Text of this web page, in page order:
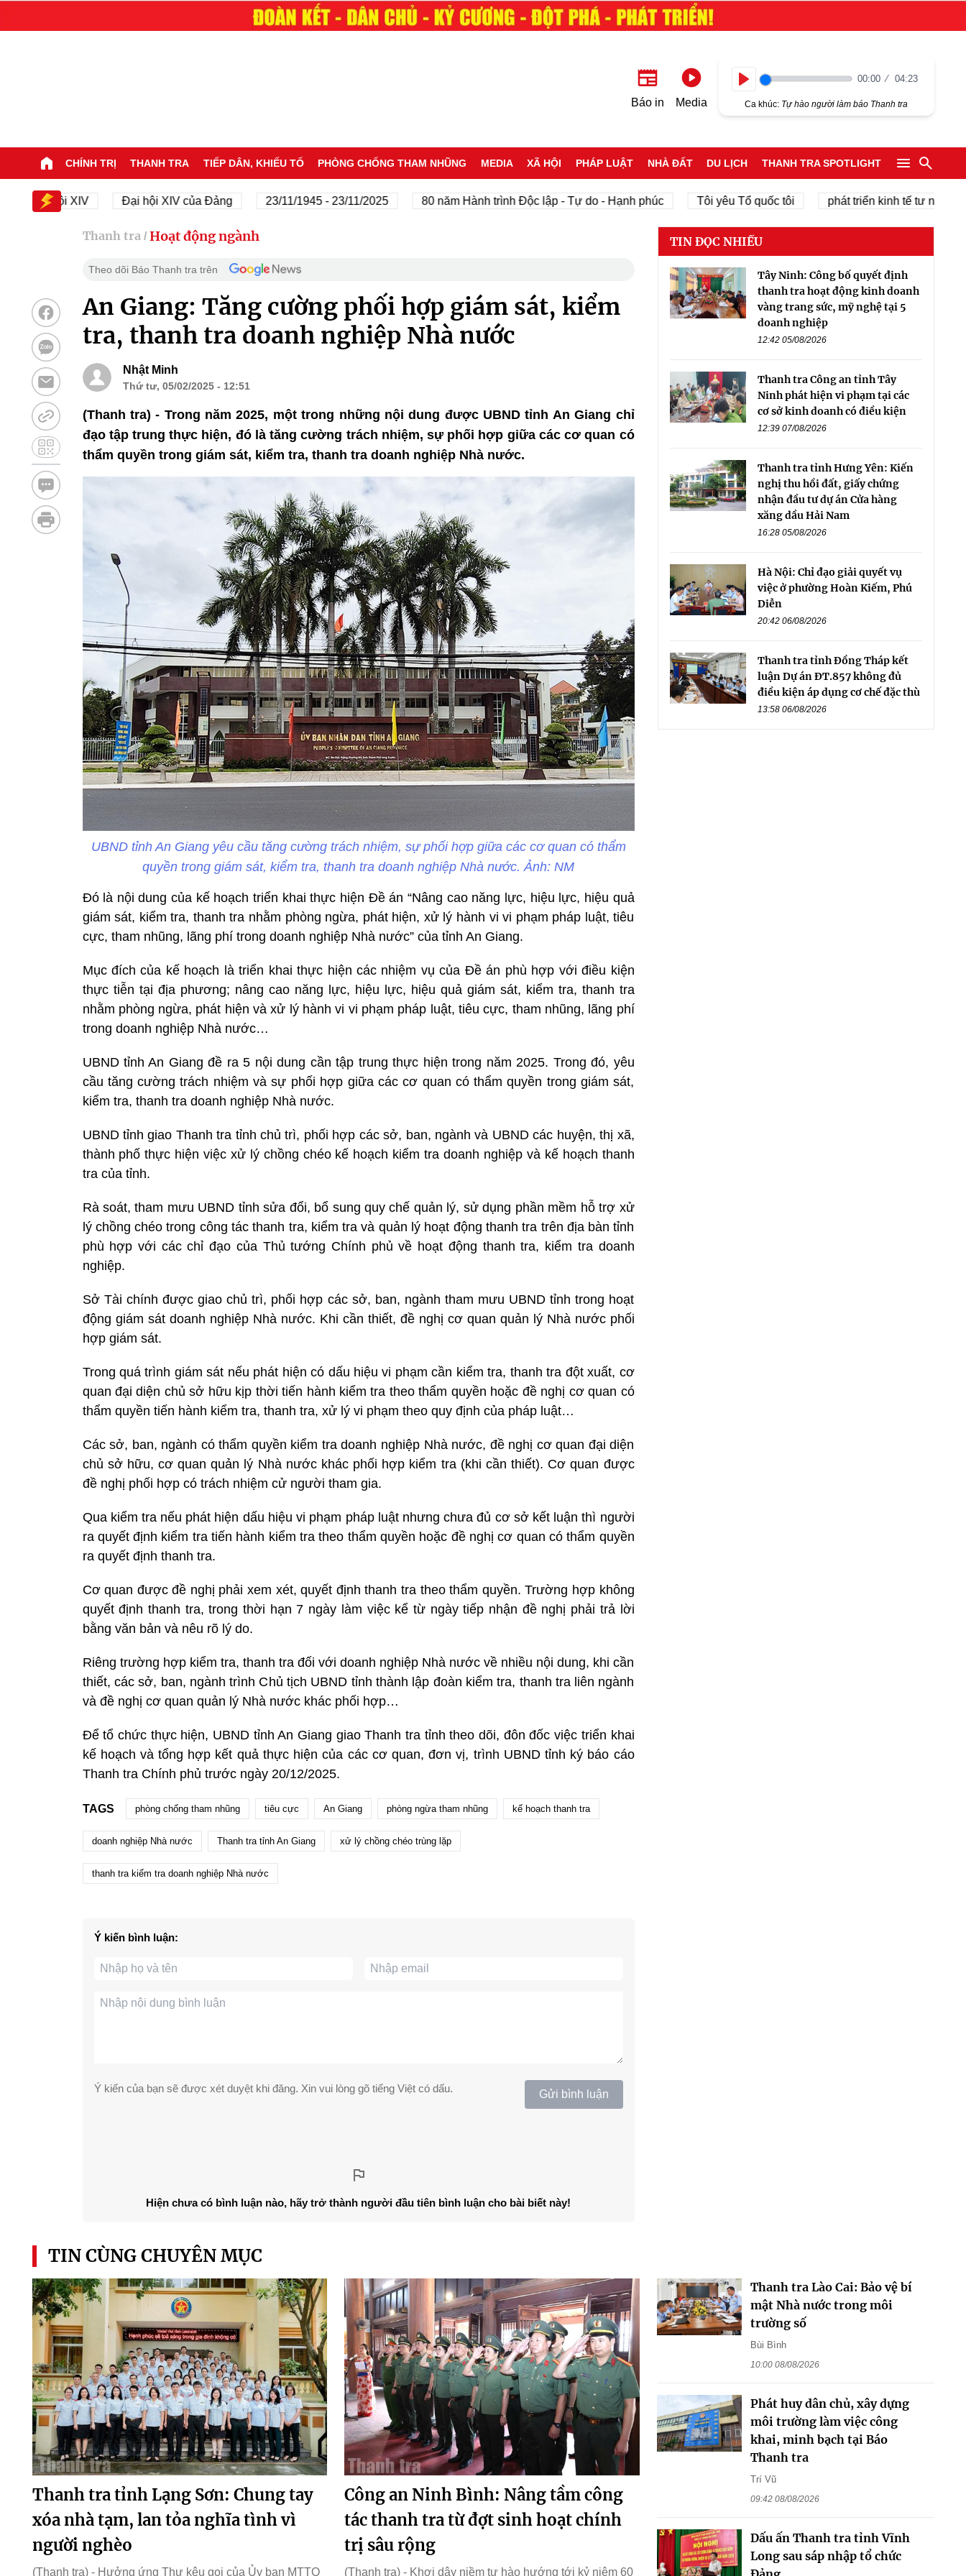
Báo in Media
00:00 04:23
Ca khúc: Tự hào người làm báo Thanh tra
CHÍNH TRỊ THANH TRA TIẾP DÂN, KHIẾU TỐ PHÒNG CHỐNG THAM NHŨNG MEDIA XÃ HỘI PHÁP LUẬT NHÀ ĐẤT DU LỊCH THANH TRA SPOTLIGHT
Đại hội XIV Đại hội XIV của Đảng 23/11/1945 - 23/11/2025 80 năm Hành trình Độc lập - Tự do - Hạnh phúc Tôi yêu Tổ quốc tôi phát triển kinh tế tư nhân
Thanh tra / Hoạt động ngành
Theo dõi Báo Thanh tra trên
An Giang: Tăng cường phối hợp giám sát, kiểm
tra, thanh tra doanh nghiệp Nhà nước
Nhật Minh
Thứ tư, 05/02/2025 - 12:51
(Thanh tra) - Trong năm 2025, một trong những nội dung được UBND tỉnh An Giang chỉ
đạo tập trung thực hiện, đó là tăng cường trách nhiệm, sự phối hợp giữa các cơ quan có
thẩm quyền trong giám sát, kiểm tra, thanh tra doanh nghiệp Nhà nước.
UBND tỉnh An Giang yêu cầu tăng cường trách nhiệm, sự phối hợp giữa các cơ quan có thẩm
quyền trong giám sát, kiểm tra, thanh tra doanh nghiệp Nhà nước. Ảnh: NM
Đó là nội dung của kế hoạch triển khai thực hiện Đề án “Nâng cao năng lực, hiệu lực, hiệu quả
giám sát, kiểm tra, thanh tra nhằm phòng ngừa, phát hiện, xử lý hành vi vi phạm pháp luật, tiêu
cực, tham nhũng, lãng phí trong doanh nghiệp Nhà nước” của tỉnh An Giang.
Mục đích của kế hoạch là triển khai thực hiện các nhiệm vụ của Đề án phù hợp với điều kiện
thực tiễn tại địa phương; nâng cao năng lực, hiệu lực, hiệu quả giám sát, kiểm tra, thanh tra
nhằm phòng ngừa, phát hiện và xử lý hành vi vi phạm pháp luật, tiêu cực, tham nhũng, lãng phí
trong doanh nghiệp Nhà nước…
UBND tỉnh An Giang đề ra 5 nội dung cần tập trung thực hiện trong năm 2025. Trong đó, yêu
cầu tăng cường trách nhiệm và sự phối hợp giữa các cơ quan có thẩm quyền trong giám sát,
kiểm tra, thanh tra doanh nghiệp Nhà nước.
UBND tỉnh giao Thanh tra tỉnh chủ trì, phối hợp các sở, ban, ngành và UBND các huyện, thị xã,
thành phố thực hiện việc xử lý chồng chéo kế hoạch kiểm tra doanh nghiệp và kế hoạch thanh
tra của tỉnh.
Rà soát, tham mưu UBND tỉnh sửa đổi, bổ sung quy chế quản lý, sử dụng phần mềm hỗ trợ xử
lý chồng chéo trong công tác thanh tra, kiểm tra và quản lý hoạt động thanh tra trên địa bàn tỉnh
phù hợp với các chỉ đạo của Thủ tướng Chính phủ về hoạt động thanh tra, kiểm tra doanh
nghiệp.
Sở Tài chính được giao chủ trì, phối hợp các sở, ban, ngành tham mưu UBND tỉnh trong hoạt
động giám sát doanh nghiệp Nhà nước. Khi cần thiết, đề nghị cơ quan quản lý Nhà nước phối
hợp giám sát.
Trong quá trình giám sát nếu phát hiện có dấu hiệu vi phạm cần kiểm tra, thanh tra đột xuất, cơ
quan đại diện chủ sở hữu kịp thời tiến hành kiểm tra theo thẩm quyền hoặc đề nghị cơ quan có
thẩm quyền tiến hành kiểm tra, thanh tra, xử lý vi phạm theo quy định của pháp luật…
Các sở, ban, ngành có thẩm quyền kiểm tra doanh nghiệp Nhà nước, đề nghị cơ quan đại diện
chủ sở hữu, cơ quan quản lý Nhà nước khác phối hợp kiểm tra (khi cần thiết). Cơ quan được
đề nghị phối hợp có trách nhiệm cử người tham gia.
Qua kiểm tra nếu phát hiện dấu hiệu vi phạm pháp luật nhưng chưa đủ cơ sở kết luận thì người
ra quyết định kiểm tra tiến hành kiểm tra theo thẩm quyền hoặc đề nghị cơ quan có thẩm quyền
ra quyết định thanh tra.
Cơ quan được đề nghị phải xem xét, quyết định thanh tra theo thẩm quyền. Trường hợp không
quyết định thanh tra, trong thời hạn 7 ngày làm việc kể từ ngày tiếp nhận đề nghị phải trả lời
bằng văn bản và nêu rõ lý do.
Riêng trường hợp kiểm tra, thanh tra đối với doanh nghiệp Nhà nước về nhiều nội dung, khi cần
thiết, các sở, ban, ngành trình Chủ tịch UBND tỉnh thành lập đoàn kiểm tra, thanh tra liên ngành
và đề nghị cơ quan quản lý Nhà nước khác phối hợp…
Để tổ chức thực hiện, UBND tỉnh An Giang giao Thanh tra tỉnh theo dõi, đôn đốc việc triển khai
kế hoạch và tổng hợp kết quả thực hiện của các cơ quan, đơn vị, trình UBND tỉnh ký báo cáo
Thanh tra Chính phủ trước ngày 20/12/2025.
TAGS phòng chống tham nhũng tiêu cực An Giang phòng ngừa tham nhũng kế hoạch thanh tra
doanh nghiệp Nhà nước Thanh tra tỉnh An Giang xử lý chồng chéo trùng lặp
thanh tra kiểm tra doanh nghiệp Nhà nước
Ý kiến bình luận:
Ý kiến của bạn sẽ được xét duyệt khi đăng. Xin vui lòng gõ tiếng Việt có dấu. Gửi bình luận
Hiện chưa có bình luận nào, hãy trở thành người đầu tiên bình luận cho bài biết này!
TIN ĐỌC NHIỀU
Tây Ninh: Công bố quyết định
thanh tra hoạt động kinh doanh
vàng trang sức, mỹ nghệ tại 5
doanh nghiệp
12:42 05/08/2026
Thanh tra Công an tỉnh Tây
Ninh phát hiện vi phạm tại các
cơ sở kinh doanh có điều kiện
12:39 07/08/2026
Thanh tra tỉnh Hưng Yên: Kiến
nghị thu hồi đất, giấy chứng
nhận đầu tư dự án Cửa hàng
xăng dầu Hải Nam
16:28 05/08/2026
Hà Nội: Chỉ đạo giải quyết vụ
việc ở phường Hoàn Kiếm, Phú
Diễn
20:42 06/08/2026
Thanh tra tỉnh Đồng Tháp kết
luận Dự án ĐT.857 không đủ
điều kiện áp dụng cơ chế đặc thù
13:58 06/08/2026
TIN CÙNG CHUYÊN MỤC
Thanh tra tỉnh Lạng Sơn: Chung tay
xóa nhà tạm, lan tỏa nghĩa tình vì
người nghèo
(Thanh tra) - Hưởng ứng Thư kêu gọi của Ủy ban MTTQ
Công an Ninh Bình: Nâng tầm công
tác thanh tra từ đợt sinh hoạt chính
trị sâu rộng
(Thanh tra) - Khơi dậy niềm tự hào hướng tới kỷ niệm 60
Thanh tra Lào Cai: Bảo vệ bí
mật Nhà nước trong môi
trường số
Bùi Bình
10:00 08/08/2026
Phát huy dân chủ, xây dựng
môi trường làm việc công
khai, minh bạch tại Báo
Thanh tra
Trí Vũ
09:42 08/08/2026
Dấu ấn Thanh tra tỉnh Vĩnh
Long sau sáp nhập tổ chức